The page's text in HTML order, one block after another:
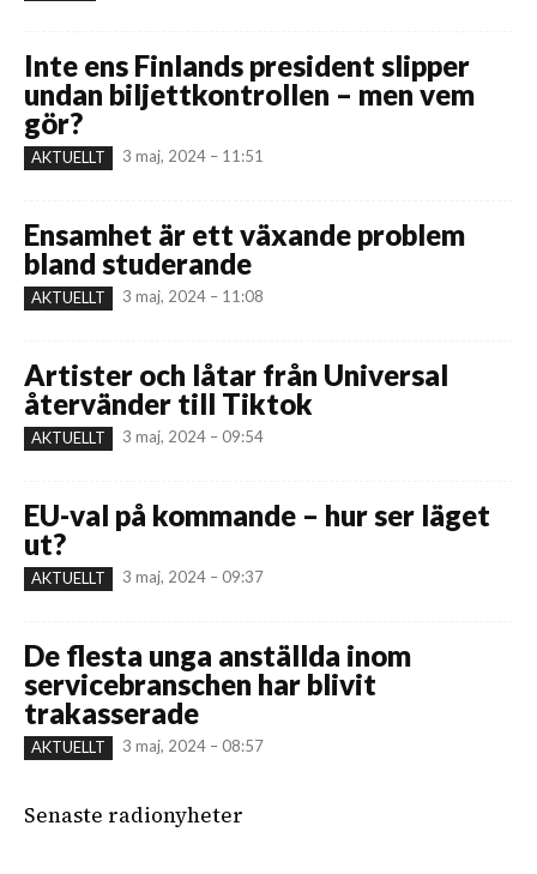
Inte ens Finlands president slipper
undan biljettkontrollen – men vem
gör?
AKTUELLT 3 maj, 2024 – 11:51
Ensamhet är ett växande problem
bland studerande
AKTUELLT 3 maj, 2024 – 11:08
Artister och låtar från Universal
återvänder till Tiktok
AKTUELLT 3 maj, 2024 – 09:54
EU-val på kommande – hur ser läget
ut?
AKTUELLT 3 maj, 2024 – 09:37
De flesta unga anställda inom
servicebranschen har blivit
trakasserade
AKTUELLT 3 maj, 2024 – 08:57
Senaste radionyheter